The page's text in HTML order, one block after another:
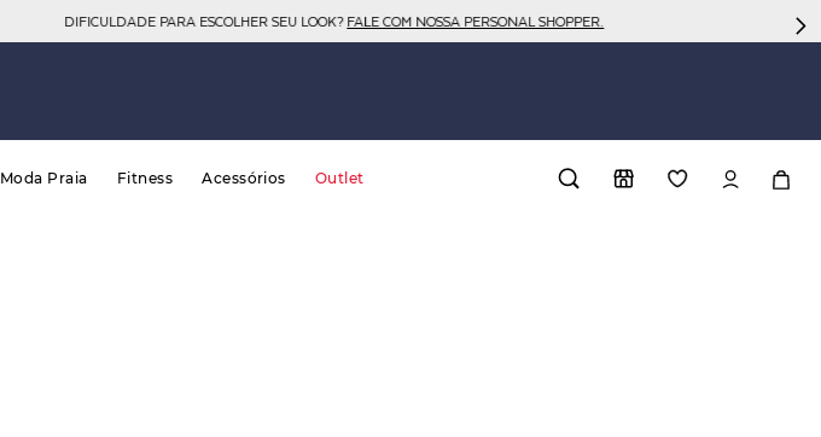
DIFICULDADE PARA ESCOLHER SEU LOOK?FALE COM NOSSA PERSONAL SHOPPER.
Moda Praia Fitness Acessórios Outlet